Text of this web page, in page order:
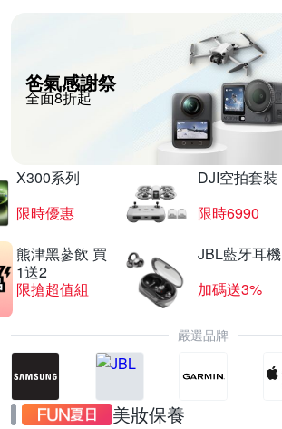
爸氣感謝祭
全面8折起
X300系列
限時優惠
DJI空拍套裝
限時6990
熊津黑蔘飲 買
1送2
限搶超值組
JBL藍牙耳機
加碼送3%
嚴選品牌
美妝保養